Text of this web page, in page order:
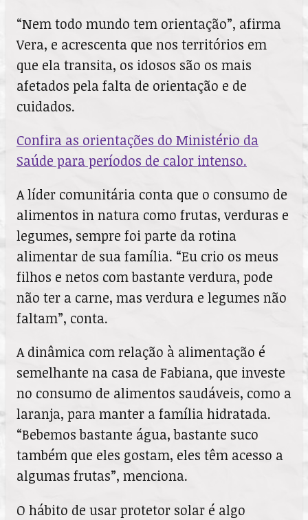
“Nem todo mundo tem orientação”, afirma
Vera, e acrescenta que nos territórios em
que ela transita, os idosos são os mais
afetados pela falta de orientação e de
cuidados.
Confira as orientações do Ministério da
Saúde para períodos de calor intenso.
A líder comunitária conta que o consumo de
alimentos in natura como frutas, verduras e
legumes, sempre foi parte da rotina
alimentar de sua família. “Eu crio os meus
filhos e netos com bastante verdura, pode
não ter a carne, mas verdura e legumes não
faltam”, conta.
A dinâmica com relação à alimentação é
semelhante na casa de Fabiana, que investe
no consumo de alimentos saudáveis, como a
laranja, para manter a família hidratada.
“Bebemos bastante água, bastante suco
também que eles gostam, eles têm acesso a
algumas frutas”, menciona.
O hábito de usar protetor solar é algo